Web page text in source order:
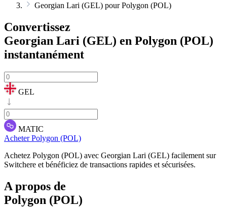
Georgian Lari (GEL) pour Polygon (POL)
Convertissez
Georgian Lari (GEL) en Polygon (POL)
instantanément
GEL
MATIC
Acheter Polygon (POL)
Achetez Polygon (POL) avec Georgian Lari (GEL) facilement sur
Switchere et bénéficiez de transactions rapides et sécurisées.
A propos de
Polygon (POL)